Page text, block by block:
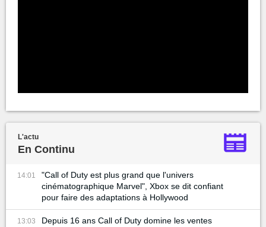
L'actu
En Continu
14:01
"Call of Duty est plus grand que l'univers
cinématographique Marvel", Xbox se dit confiant
pour faire des adaptations à Hollywood
13:03
Depuis 16 ans Call of Duty domine les ventes